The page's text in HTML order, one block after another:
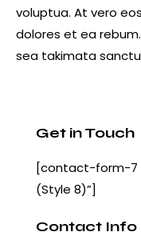
voluptua. At vero
dolores et ea
sea takimata
Get in Touch
[contact-form-7
(Style 8)”]
Contact Info